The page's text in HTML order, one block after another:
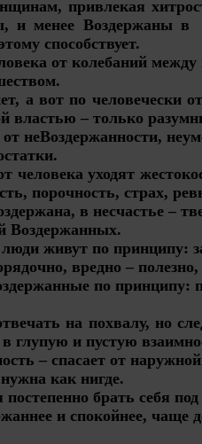
привлекая
и менее Воздержаны
способствует.
от колебаний
а вот по человечески
властью – только
неВоздержанности,
человека уходят
порочность, страх,
в несчастье –
Воздержанных.
живут по принципу:
вредно –
по принципу:
на похвалу, но
глупую и пустую
– спасает от
как нигде.
брать себя
и спокойнее, чаще